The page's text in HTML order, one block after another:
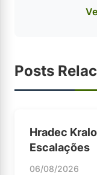
Posts
Hradec
Escalações
06/08/2026